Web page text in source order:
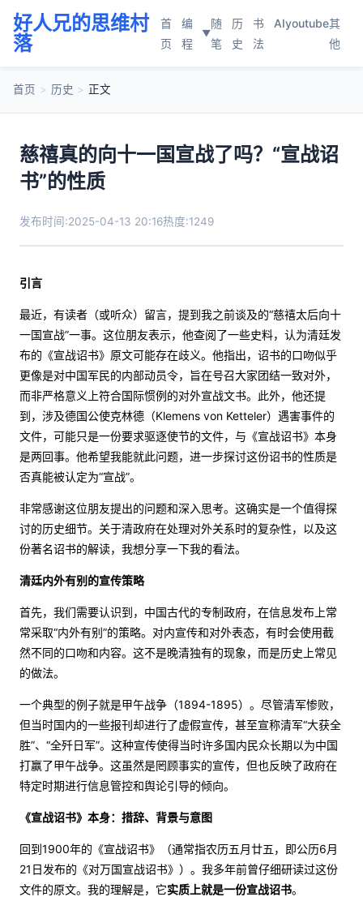
好人兄的思维村
落
首
页
编
程
▼
随
笔
历
史
书
法
AIyoutube其
他
首页 > 历史 > 正文
慈禧真的向十一国宣战了吗？“宣战诏
书”的性质
发布时间:2025-04-13 20:16热度:1249
引言
最近，有读者（或听众）留言，提到我之前谈及的“慈禧太后向十
一国宣战”一事。这位朋友表示，他查阅了一些史料，认为清廷发
布的《宣战诏书》原文可能存在歧义。他指出，诏书的口吻似乎
更像是对中国军民的内部动员令，旨在号召大家团结一致对外，
而非严格意义上符合国际惯例的对外宣战文书。此外，他还提
到，涉及德国公使克林德（Klemens von Ketteler）遇害事件的
文件，可能只是一份要求驱逐使节的文件，与《宣战诏书》本身
是两回事。他希望我能就此问题，进一步探讨这份诏书的性质是
否真能被认定为“宣战”。
非常感谢这位朋友提出的问题和深入思考。这确实是一个值得探
讨的历史细节。关于清政府在处理对外关系时的复杂性，以及这
份著名诏书的解读，我想分享一下我的看法。
清廷内外有别的宣传策略
首先，我们需要认识到，中国古代的专制政府，在信息发布上常
常采取“内外有别”的策略。对内宣传和对外表态，有时会使用截
然不同的口吻和内容。这不是晚清独有的现象，而是历史上常见
的做法。
一个典型的例子就是甲午战争（1894-1895）。尽管清军惨败，
但当时国内的一些报刊却进行了虚假宣传，甚至宣称清军“大获全
胜”、“全歼日军”。这种宣传使得当时许多国内民众长期以为中国
打赢了甲午战争。这虽然是罔顾事实的宣传，但也反映了政府在
特定时期进行信息管控和舆论引导的倾向。
《宣战诏书》本身：措辞、背景与意图
回到1900年的《宣战诏书》（通常指农历五月廿五，即公历6月
21日发布的《对万国宣战诏书》）。我多年前曾仔细研读过这份
文件的原文。我的理解是，它实质上就是一份宣战诏书。